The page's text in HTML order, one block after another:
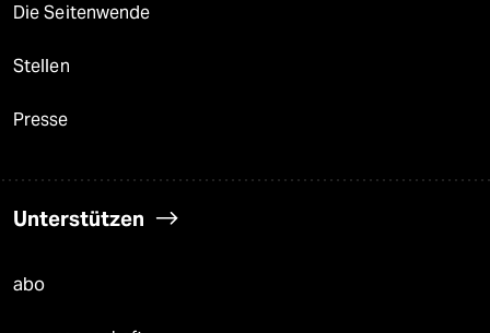
Die Seitenwende
Stellen
Presse
Unterstützen
abo